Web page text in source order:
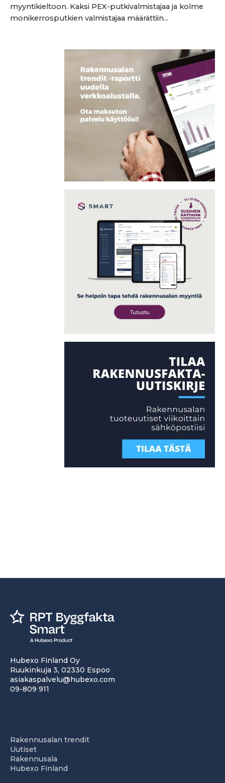
myyntikieltoon. Kaksi PEX-putkivalmistajaa ja kolme
monikerrosputkien valmistajaa määrättiin...
Hubexo Finland Oy
Ruukinkuja 3, 02330 Espoo
asiakaspalvelu@hubexo.com
09-809 911
Rakennusalan trendit
Uutiset
Rakennusala
Hubexo Finland